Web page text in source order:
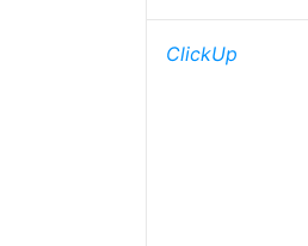
ClickUp